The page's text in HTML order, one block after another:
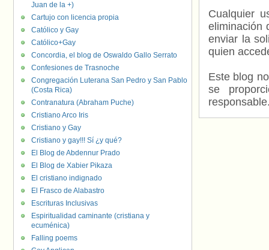
Cualquier
eliminación
enviar la
quien
Este blog
se
Juan de la +)
Cartujo con licencia propia
Católico y Gay
Católico+Gay
Concordia, el blog de Oswaldo Gallo Serrato
Confesiones de Trasnoche
Congregación Luterana San Pedro y San Pablo
(Costa Rica)
Contranatura (Abraham Puche)
Cristiano Arco Iris
Cristiano y Gay
Cristiano y gay!!! Sí ¿y qué?
El Blog de Abdennur Prado
El Blog de Xabier Pikaza
El cristiano indignado
El Frasco de Alabastro
Escrituras Inclusivas
Espiritualidad caminante (cristiana y
ecuménica)
Falling poems